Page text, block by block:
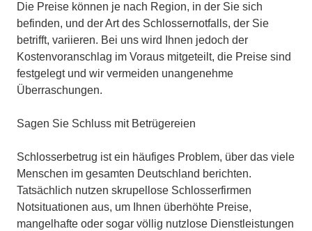
Die Preise können je nach Region, in der Sie sich
befinden, und der Art des Schlossernotfalls, der Sie
betrifft, variieren. Bei uns wird Ihnen jedoch der
Kostenvoranschlag im Voraus mitgeteilt, die Preise sind
festgelegt und wir vermeiden unangenehme
Überraschungen.
Sagen Sie Schluss mit Betrügereien
Schlosserbetrug ist ein häufiges Problem, über das viele
Menschen im gesamten Deutschland berichten.
Tatsächlich nutzen skrupellose Schlosserfirmen
Notsituationen aus, um Ihnen überhöhte Preise,
mangelhafte oder sogar völlig nutzlose Dienstleistungen